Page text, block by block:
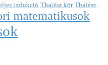
indukció Thalész kör Thalész
matematikusok